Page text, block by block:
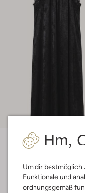
Hm,
Um dir bestmöglich
Funktionale und
ordnungsgemäß